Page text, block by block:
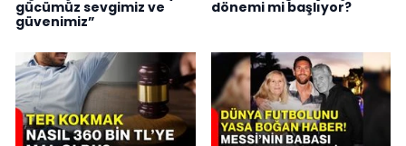
gücümüz sevgimiz ve
güvenimiz”
dönemi mi başlıyor?